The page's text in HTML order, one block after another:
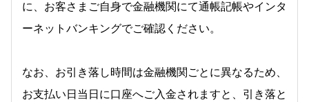
に、お客さまご自身で金融機関にて通帳記帳やインタ
ーネットバンキングでご確認ください。
なお、お引き落し時間は金融機関ごとに異なるため、
お支払い日当日に口座へご入金されますと、引き落と